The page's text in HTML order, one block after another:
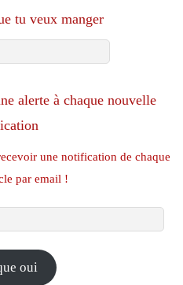
tu veux manger
alerte à chaque nouvelle
une notification de chaque
par email !
oui